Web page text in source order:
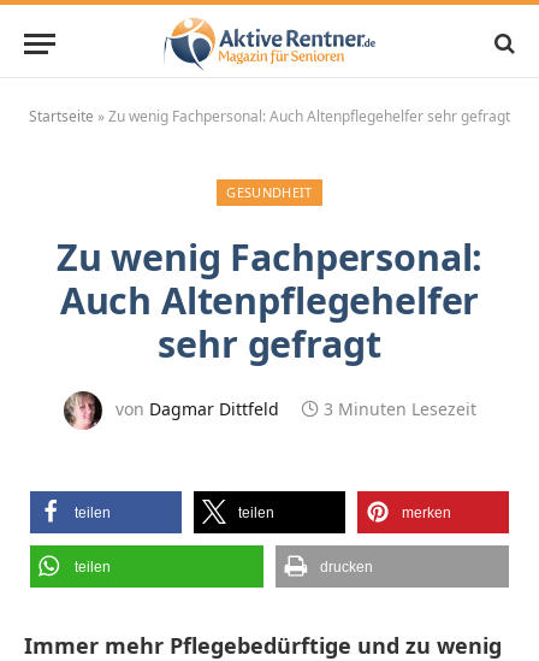
Startseite »Zu wenig Fachpersonal: Auch Altenpflegehelfer sehr gefragt
GESUNDHEIT
Zu wenig Fachpersonal:
Auch Altenpflegehelfer
sehr gefragt
von Dagmar Dittfeld 3 Minuten Lesezeit
teilen teilen merken
teilen drucken
Immer mehr Pflegebedürftige und zu wenig